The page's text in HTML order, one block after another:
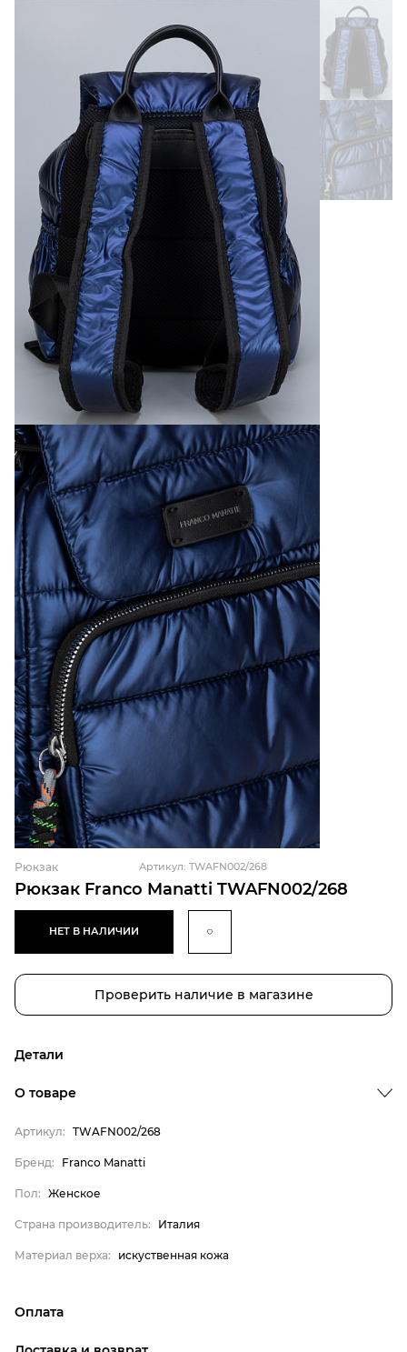
Рюкзак Franco Manatti TWAFN002/268
Рюкзак Артикул: TWAFN002/268
НЕТ В НАЛИЧИИ
Проверить наличие в магазине
Детали
Бренд
Пол
Страна производитель
Материал верха
О товаре
Артикул: TWAFN002/268
Бренд: Franco Manatti
Пол: Женское
Страна производитель: Италия
Материал верха: искуственная кожа
Оплата